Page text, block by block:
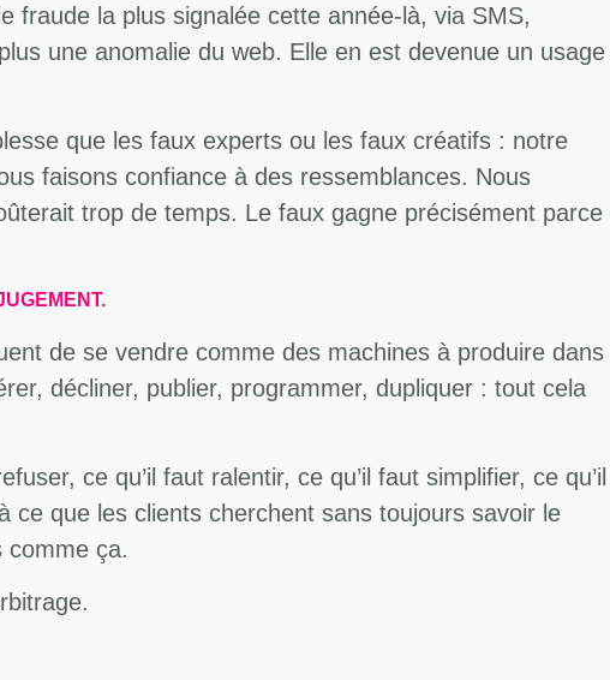
fraude la plus signalée cette année-là, via SMS,
une anomalie du web. Elle en est devenue un usage
que les faux experts ou les faux créatifs : notre
faisons confiance à des ressemblances. Nous
trop de temps. Le faux gagne précisément parce
de se vendre comme des machines à produire dans
décliner, publier, programmer, dupliquer : tout cela
ce qu’il faut ralentir, ce qu’il faut simplifier, ce qu’il
ce que les clients cherchent sans toujours savoir le
comme ça.